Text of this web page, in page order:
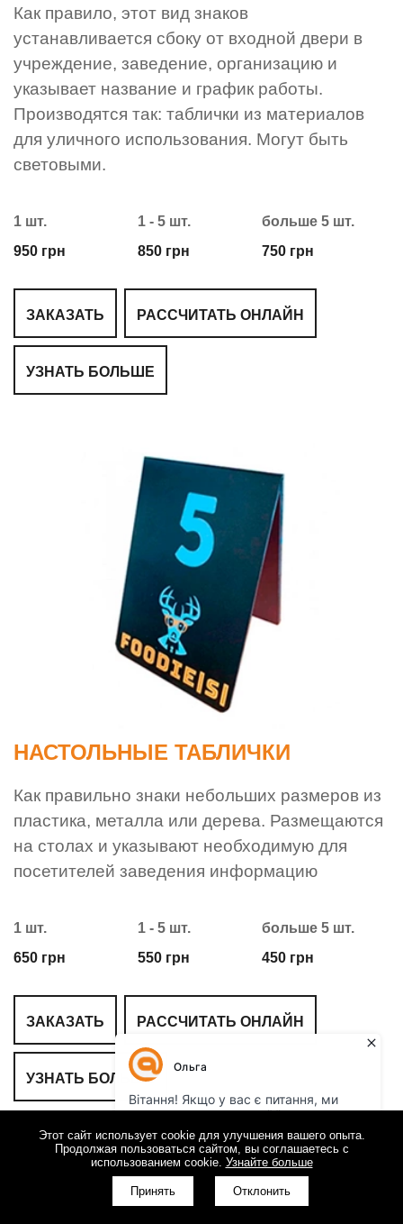
Как правило, этот вид знаков
устанавливается сбоку от входной двери в
учреждение, заведение, организацию и
указывает название и график работы.
Производятся так: таблички из материалов
для уличного использования. Могут быть
световыми.
1 шт.
950 грн
1 - 5 шт.
850 грн
больше 5 шт.
750 грн
ЗАКАЗАТЬ РАССЧИТАТЬ ОНЛАЙН
УЗНАТЬ БОЛЬШЕ
НАСТОЛЬНЫЕ ТАБЛИЧКИ
Как правильно знаки небольших размеров из
пластика, металла или дерева. Размещаются
на столах и указывают необходимую для
посетителей заведения информацию
1 шт.
650 грн
1 - 5 шт.
550 грн
больше 5 шт.
450 грн
ЗАКАЗАТЬ РАССЧИТАТЬ ОНЛАЙН
УЗНАТЬ БОЛЬШЕ
Этот сайт использует cookie для улучшения вашего опыта.
Продолжая пользоваться сайтом, вы соглашаетесь с
использованием cookie. Узнайте больше
Принять Отклонить